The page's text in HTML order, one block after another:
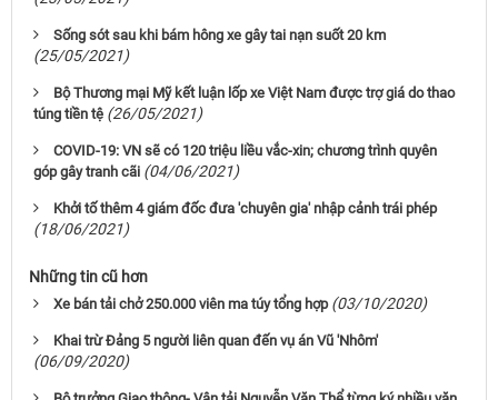
Sống sót sau khi bám hông xe gây tai nạn suốt 20 km
(25/05/2021)
Bộ Thương mại Mỹ kết luận lốp xe Việt Nam được trợ giá do thao
túng tiền tệ (26/05/2021)
COVID-19: VN sẽ có 120 triệu liều vắc-xin; chương trình quyên
góp gây tranh cãi (04/06/2021)
Khởi tố thêm 4 giám đốc đưa 'chuyên gia' nhập cảnh trái phép
(18/06/2021)
Những tin cũ hơn
Xe bán tải chở 250.000 viên ma túy tổng hợp (03/10/2020)
Khai trừ Đảng 5 người liên quan đến vụ án Vũ 'Nhôm'
(06/09/2020)